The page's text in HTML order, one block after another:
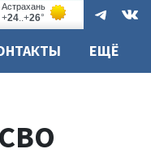
ЕЩЁ